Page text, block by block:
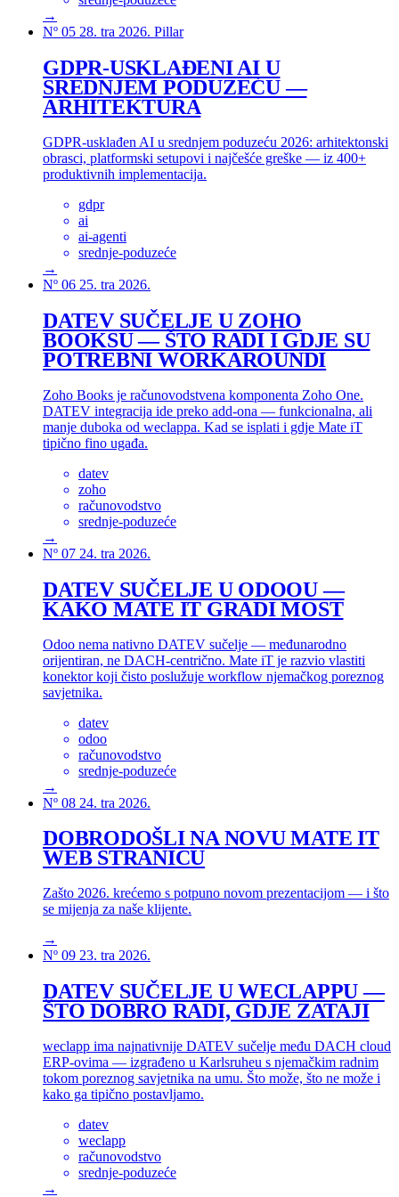
→
Nº 05 28. tra 2026. Pillar
GDPR-USKLAĐENI AI U
SREDNJEM PODUZEĆU —
ARHITEKTURA
GDPR-usklađen AI u srednjem poduzeću 2026: arhitektonski
obrasci, platformski setupovi i najčešće greške — iz 400+
produktivnih implementacija.
gdpr
ai
ai-agenti
srednje-poduzeće
→
Nº 06 25. tra 2026.
DATEV SUČELJE U ZOHO
BOOKSU — ŠTO RADI I GDJE SU
POTREBNI WORKAROUNDI
Zoho Books je računovodstvena komponenta Zoho One.
DATEV integracija ide preko add-ona — funkcionalna, ali
manje duboka od weclappa. Kad se isplati i gdje Mate iT
tipično fino ugađa.
datev
zoho
računovodstvo
srednje-poduzeće
→
Nº 07 24. tra 2026.
DATEV SUČELJE U ODOOU —
KAKO MATE IT GRADI MOST
Odoo nema nativno DATEV sučelje — međunarodno
orijentiran, ne DACH-centrično. Mate iT je razvio vlastiti
konektor koji čisto poslužuje workflow njemačkog poreznog
savjetnika.
datev
odoo
računovodstvo
srednje-poduzeće
→
Nº 08 24. tra 2026.
DOBRODOŠLI NA NOVU MATE IT
WEB STRANICU
Zašto 2026. krećemo s potpuno novom prezentacijom — i što
se mijenja za naše klijente.
→
Nº 09 23. tra 2026.
DATEV SUČELJE U WECLAPPU —
ŠTO DOBRO RADI, GDJE ZATAJI
weclapp ima najnativnije DATEV sučelje među DACH cloud
ERP-ovima — izgrađeno u Karlsruheu s njemačkim radnim
tokom poreznog savjetnika na umu. Što može, što ne može i
kako ga tipično postavljamo.
datev
weclapp
računovodstvo
srednje-poduzeće
→